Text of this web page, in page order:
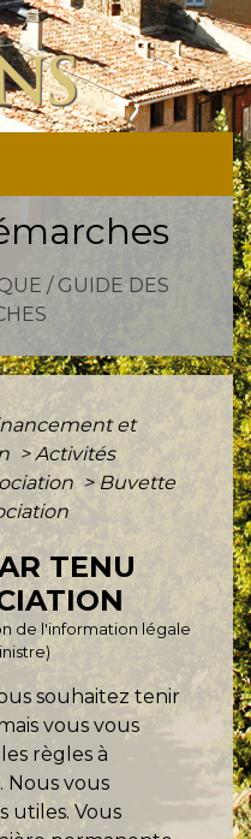
/GUIDE DES
et
> Activités
> Buvette
TENU
de l'information légale
souhaitez tenir
vous vous
règles à
Nous vous
utiles. Vous